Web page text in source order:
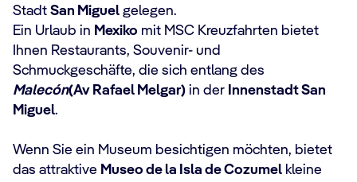
Stadt San Miguel gelegen.
Ein Urlaub in Mexiko mit MSC Kreuzfahrten bietet
Ihnen Restaurants, Souvenir- und
Schmuckgeschäfte, die sich entlang des
Malecón(Av Rafael Melgar) in der Innenstadt San
Miguel.
Wenn Sie ein Museum besichtigen möchten, bietet
das attraktive Museo de la Isla de Cozumel kleine